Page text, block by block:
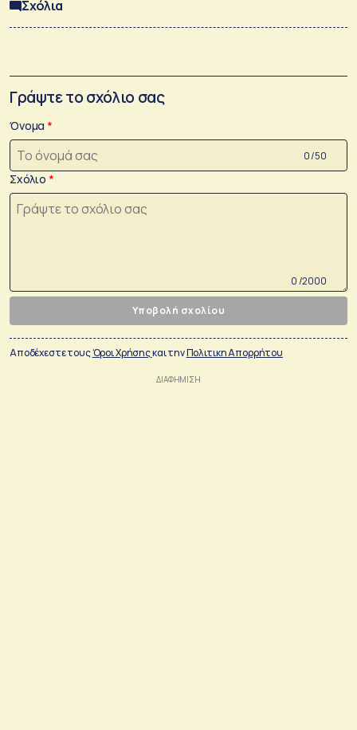
Σχόλια
Γράψτε το σχόλιο σας
Όνομα
0 /50
Σχόλιο
0 /2000
Υποβολή σχολίου
Αποδέχεστε τουςΌροι Χρήσηςκαι τηνΠολιτικη Απορρήτου